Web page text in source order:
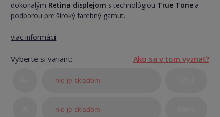
dokonalým Retina displejom s technológiou True Tone a
podporou pre široký farebný gamut.
viac informácií
Vyberte si variant: Ako sa v tom vyznať?
nie je skladom
nie je skladom